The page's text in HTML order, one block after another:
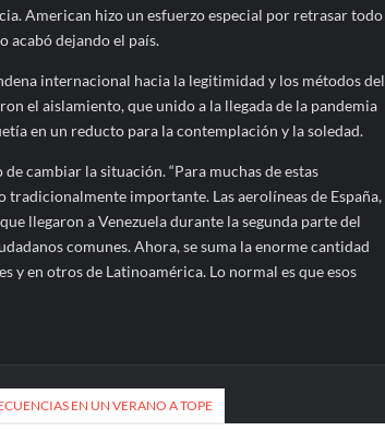
American hizo un esfuerzo especial por retrasar todo
acabó dejando el país.
internacional hacia la legitimidad y los métodos del
el aislamiento, que unido a la llegada de la pandemia
en un reducto para la contemplación y la soledad.
cambiar la situación. “Para muchas de estas
tradicionalmente importante. Las aerolíneas de España,
llegaron a Venezuela durante la segunda parte del
comunes. Ahora, se suma la enorme cantidad
y en otros de Latinoamérica. Lo normal es que esos
EN UN VERANO A TOPE